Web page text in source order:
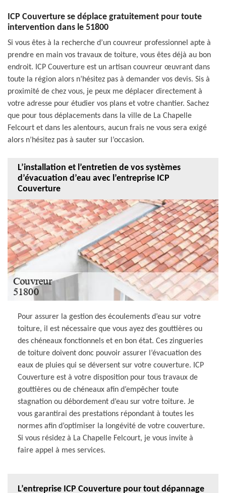
ICP Couverture se déplace gratuitement pour toute
intervention dans le 51800
Si vous êtes à la recherche d’un couvreur professionnel apte à
prendre en main vos travaux de toiture, vous êtes déjà au bon
endroit. ICP Couverture est un artisan couvreur œuvrant dans
toute la région alors n’hésitez pas à demander vos devis. Sis à
proximité de chez vous, je peux me déplacer directement à
votre adresse pour étudier vos plans et votre chantier. Sachez
que pour tous déplacements dans la ville de La Chapelle
Felcourt et dans les alentours, aucun frais ne vous sera exigé
alors n’hésitez pas à sauter sur l’occasion.
L’installation et l’entretien de vos systèmes
d’évacuation d’eau avec l’entreprise ICP
Couverture
Pour assurer la gestion des écoulements d’eau sur votre
toiture, il est nécessaire que vous ayez des gouttières ou
des chéneaux fonctionnels et en bon état. Ces zingueries
de toiture doivent donc pouvoir assurer l’évacuation des
eaux de pluies qui se déversent sur votre couverture. ICP
Couverture est à votre disposition pour tous travaux de
gouttières ou de chéneaux afin d’empêcher toute
stagnation ou débordement d’eau sur votre toiture. Je
vous garantirai des prestations répondant à toutes les
normes afin d’optimiser la longévité de votre couverture.
Si vous résidez à La Chapelle Felcourt, je vous invite à
faire appel à mes services.
L’entreprise ICP Couverture pour tout dépannage